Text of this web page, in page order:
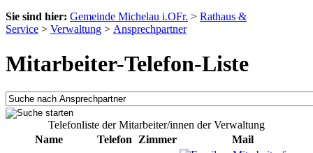
Sie sind hier: Gemeinde Michelau i.OFr. > Rathaus &
Service > Verwaltung > Ansprechpartner
Mitarbeiter-Telefon-Liste
Telefonliste der Mitarbeiter/innen der Verwaltung
Name
Telefon Zimmer Mail